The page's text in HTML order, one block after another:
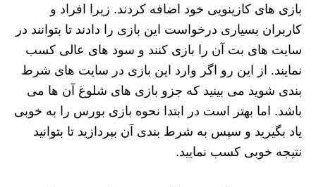
بازی های کازینویی خود اضافه کردند. زیرا افراد و
کاربران بسیاری درخواست این بازی را دادند تا بتوانند در
سایت های بت آن را بازی کنند و سود های عالی کسب
نمایند. از این رو اگر وارد این بازی در سایت های شرط
بندی شوید می بینید که جزو بازی های شلوغ آن ها می
باشد. اما بهتر است در ابتدا نحوه بازی بورس را به خوبی
یاد بگیرید و سپس به شرط بندی آن بپردازید تا بتوانید
نتیجه خوبی کسب نمایید.